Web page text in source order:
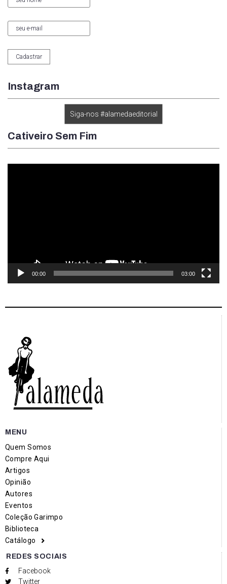
Instagram
Siga-nos #alamedaeditorial
Cativeiro Sem Fim
00:00 03:00
MENU
Quem Somos
Compre Aqui
Artigos
Opinião
Autores
Eventos
Coleção Garimpo
Biblioteca
Catálogo
REDES SOCIAIS
Facebook
Twitter